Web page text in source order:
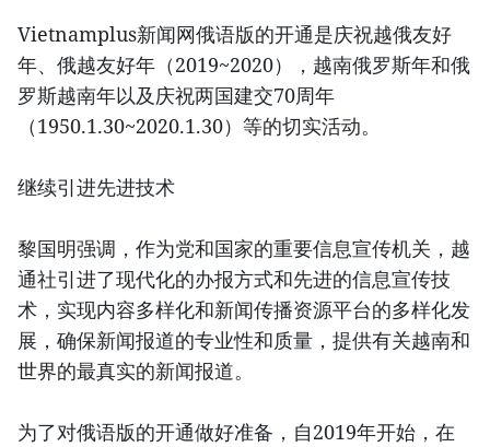
Vietnamplus新闻网俄语版的开通是庆祝越俄友好
年、俄越友好年（2019~2020），越南俄罗斯年和俄
罗斯越南年以及庆祝两国建交70周年
（1950.1.30~2020.1.30）等的切实活动。
继续引进先进技术
黎国明强调，作为党和国家的重要信息宣传机关，越
通社引进了现代化的办报方式和先进的信息宣传技
术，实现内容多样化和新闻传播资源平台的多样化发
展，确保新闻报道的专业性和质量，提供有关越南和
世界的最真实的新闻报道。
为了对俄语版的开通做好准备，自2019年开始，在